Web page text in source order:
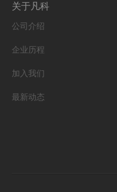
关于凡科
公司介绍
企业历程
加入我们
最新动态